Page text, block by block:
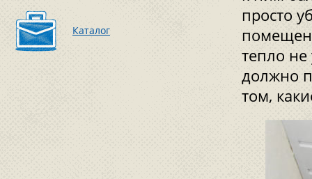
Каталог
просто
тепло
должно
том,